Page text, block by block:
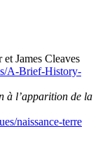
James Cleaves
A-Brief-History-
à l’apparition de la
naissance-terre